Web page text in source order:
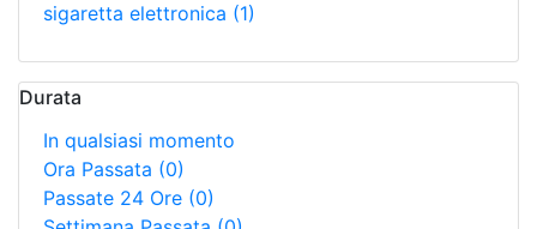
sigaretta elettronica (1)
Durata
In qualsiasi momento
Ora Passata (0)
Passate 24 Ore (0)